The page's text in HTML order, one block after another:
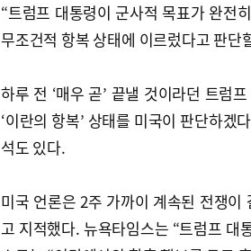
“트럼프 대통령이 군사적 목표가 완전
무조건적 항복 상태에 이르렀다고 판단
하루 전 ‘매우 곧’ 끝낼 것이라던 트럼
‘이란의 항복’ 상태를 미국이 판단하겠
석도 있다.
미국 언론은 2주 가까이 계속된 전쟁
고 지적했다. 뉴욕타임스는 “트럼프 대